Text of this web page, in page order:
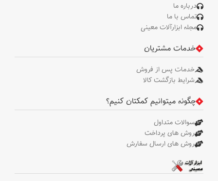
درباره ما
تماس با ما
مجله ابزارآلات معینی
خدمات مشتریان
خدمات پس از فروش
شرایط بازگشت کالا
چگونه میتوانیم کمکتان کنیم؟
سوالات متداول
روش های پرداخت
روش های ارسال سفارش